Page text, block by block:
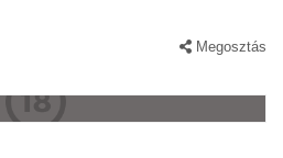
Megosztás